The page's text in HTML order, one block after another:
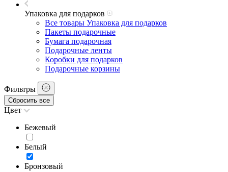
Упаковка для подарков
Все товары Упаковка для подарков
Пакеты подарочные
Бумага подарочная
Подарочные ленты
Коробки для подарков
Подарочные корзины
Фильтры
Сбросить все
Цвет
Бежевый
Белый
Бронзовый